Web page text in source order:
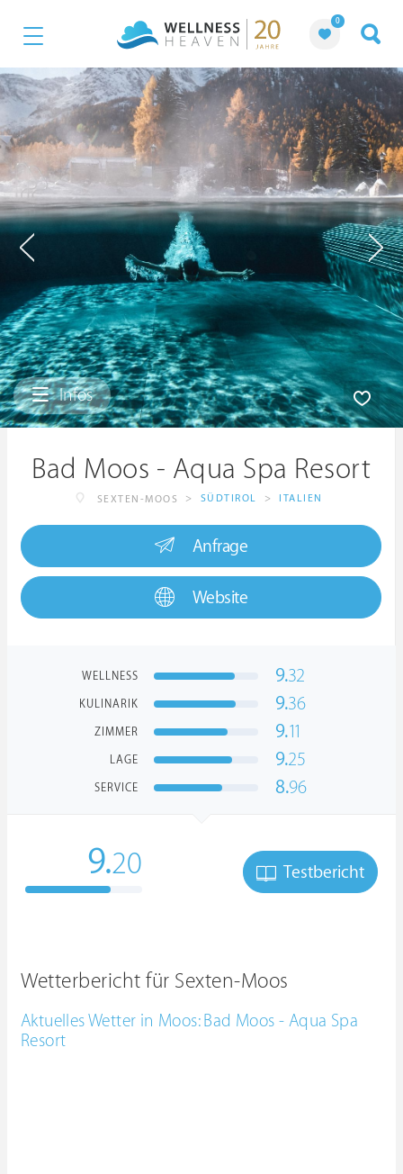
0
Infos
Bad Moos - Aqua Spa Resort
SEXTEN-MOOS > SÜDTIROL > ITALIEN
Anfrage
Website
WELLNESS 9.32
KULINARIK 9.36
ZIMMER 9.11
LAGE 9.25
SERVICE 8.96
9.20 Testbericht
Wetterbericht für Sexten-Moos
Aktuelles Wetter in Moos: Bad Moos - Aqua Spa
Resort